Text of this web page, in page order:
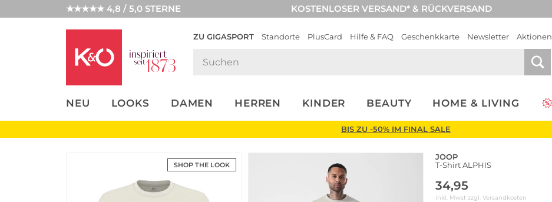
★★★★★ 4,8 / 5,0 STERNE KOSTENLOSER VERSAND* & RÜCKVERSAND
ZU GIGASPORT Standorte PlusCard Hilfe & FAQ Geschenkkarte Newsletter Aktionen
NEU LOOKS DAMEN HERREN KINDER BEAUTY HOME & LIVING
UNSERE APP
CLICK &
BIS ZU -50% IM FINAL SALE
SHOP THE LOOK
JOOP
T-Shirt ALPHIS
34,95
inkl. Mwst zzgl. Versandkosten